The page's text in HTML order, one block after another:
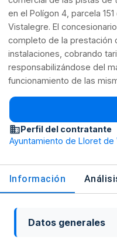
en el Polígon 4, parcela
Vistalegre. El
completo de la prestación
instalaciones, cobrando
responsabilizándose del
funcionamiento de las
Perfil del contratante
Ayuntamiento de Lloret de
Información
Datos generales